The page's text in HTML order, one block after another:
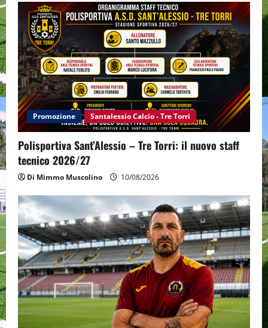
Promozione Santalessio Calcio - Tre Torri
Polisportiva Sant’Alessio – Tre Torri: il nuovo staff
tecnico 2026/27
Di Mimmo Muscolino 10/08/2026